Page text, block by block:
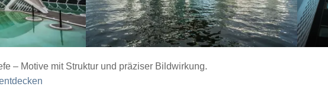
– Motive mit Struktur und präziser Bildwirkung.